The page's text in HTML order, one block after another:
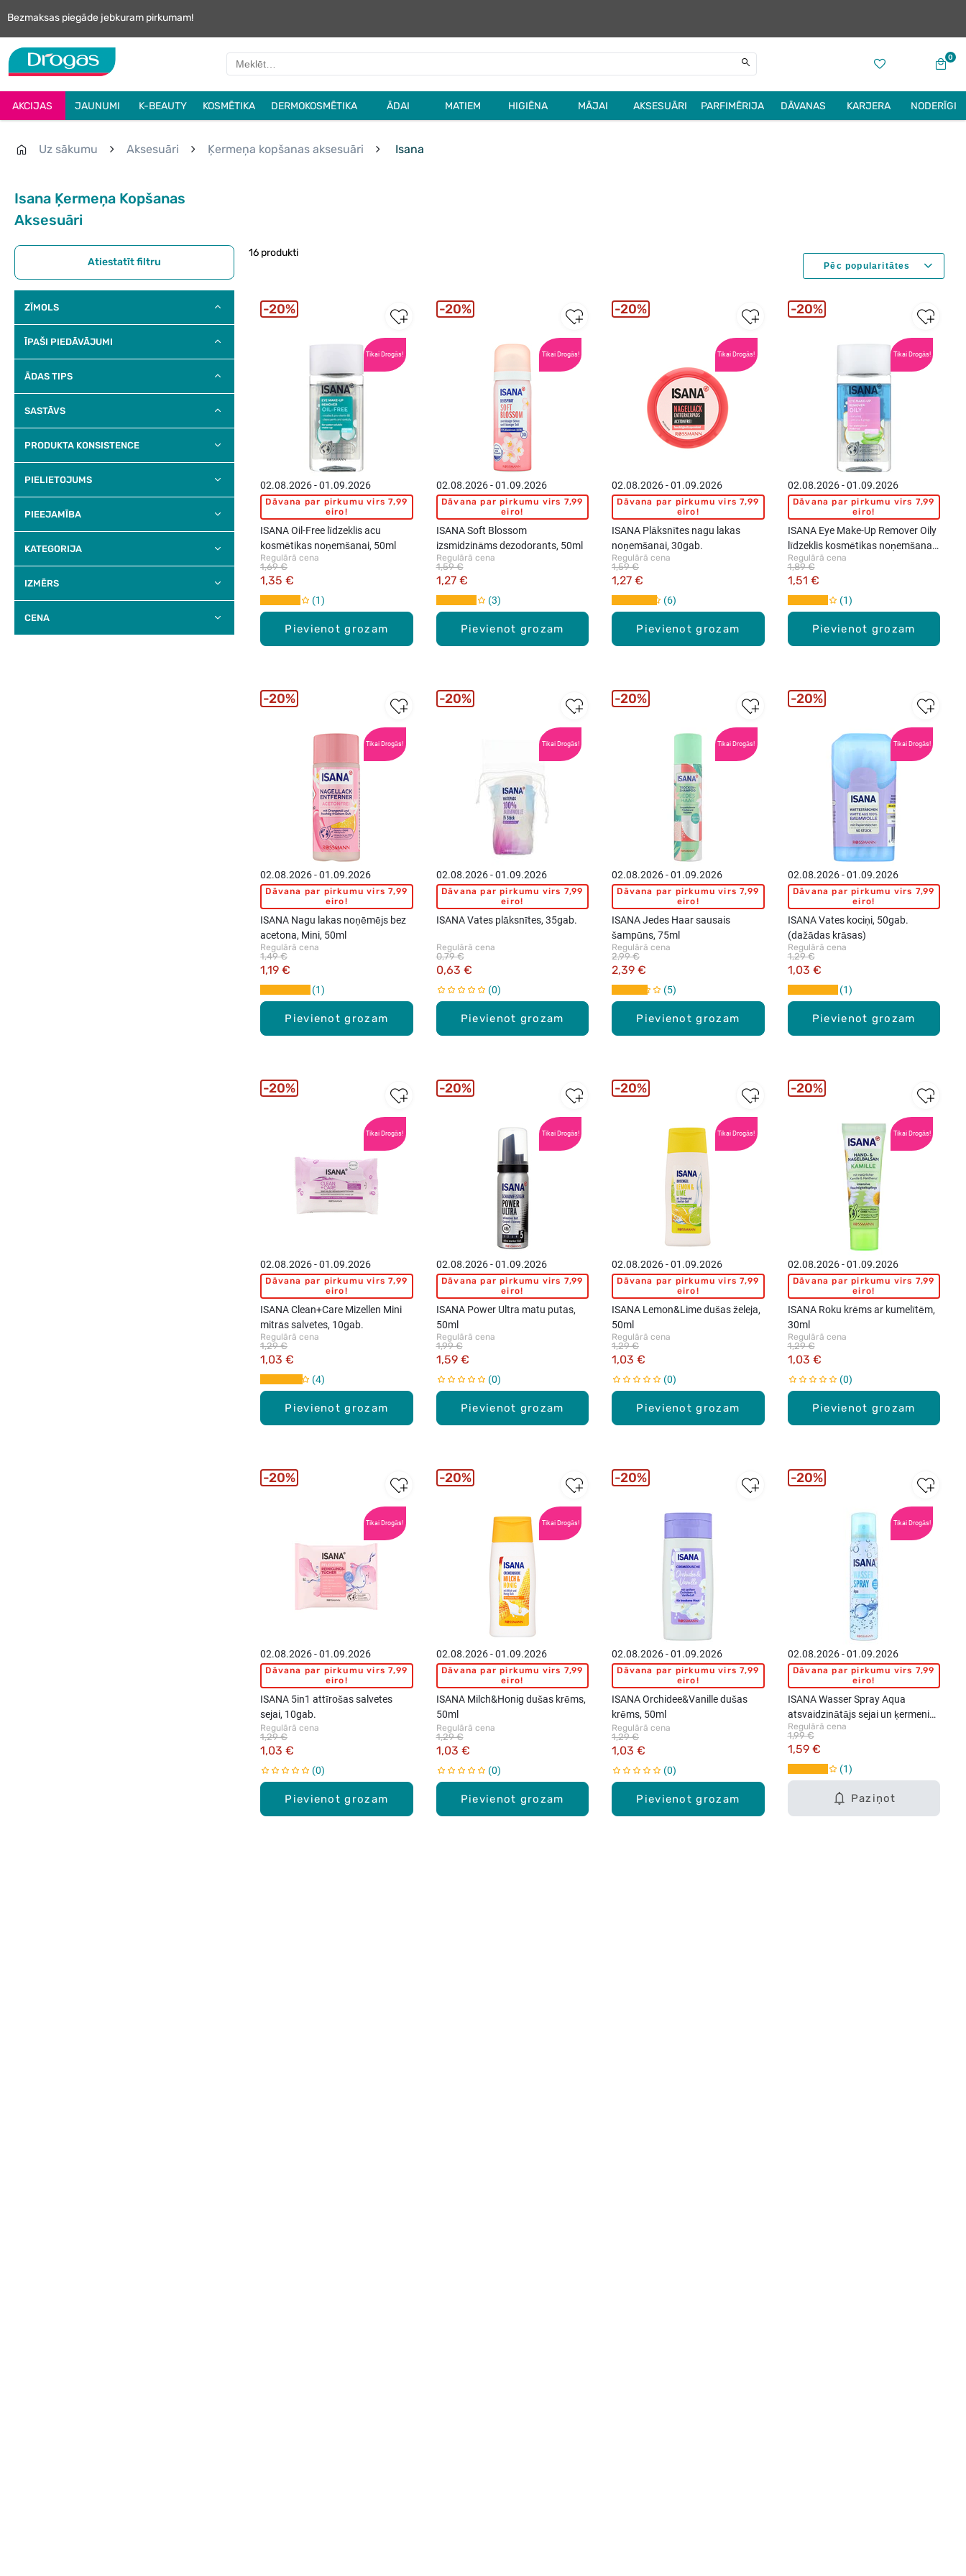
Bezmaksas piegāde jebkuram pirkumam!
0
AKCIJAS JAUNUMI K-BEAUTY KOSMĒTIKA DERMOKOSMĒTIKA ĀDAI MATIEM HIGIĒNA MĀJAI AKSESUĀRI PARFIMĒRIJA DĀVANAS KARJERA NODERĪGI
Uz sākumu Aksesuāri Ķermeņa kopšanas aksesuāri Isana
Isana Ķermeņa Kopšanas
Aksesuāri
Atiestatīt filtru
ZĪMOLS
ĪPAŠI PIEDĀVĀJUMI
ĀDAS TIPS
SASTĀVS
PRODUKTA KONSISTENCE
PIELIETOJUMS
PIEEJAMĪBA
KATEGORIJA
IZMĒRS
CENA
16 produkti
Tikai Drogās!
Pievienot grozam
02.08.2026 - 01.09.2026
Dāvana par pirkumu virs 7,99
eiro!
ISANA Oil-Free līdzeklis acu
kosmētikas noņemšanai, 50ml
Regulārā cena
1,35 €
1,69 €
1
20%
Tikai Drogās!
Pievienot grozam
02.08.2026 - 01.09.2026
Dāvana par pirkumu virs 7,99
eiro!
ISANA Soft Blossom
izsmidzināms dezodorants, 50ml
Regulārā cena
1,27 €
1,59 €
3
20%
Tikai Drogās!
Pievienot grozam
02.08.2026 - 01.09.2026
Dāvana par pirkumu virs 7,99
eiro!
ISANA Plāksnītes nagu lakas
noņemšanai, 30gab.
Regulārā cena
1,27 €
1,59 €
6
20%
Tikai Drogās!
Pievienot grozam
02.08.2026 - 01.09.2026
Dāvana par pirkumu virs 7,99
eiro!
ISANA Eye Make-Up Remover Oily
līdzeklis kosmētikas noņemšanai,
50ml
Regulārā cena
1,51 €
1,89 €
1
20%
Tikai Drogās!
Pievienot grozam
02.08.2026 - 01.09.2026
Dāvana par pirkumu virs 7,99
eiro!
ISANA Nagu lakas noņēmējs bez
acetona, Mini, 50ml
Regulārā cena
1,19 €
1,49 €
1
20%
Tikai Drogās!
Pievienot grozam
02.08.2026 - 01.09.2026
Dāvana par pirkumu virs 7,99
eiro!
ISANA Vates plāksnītes, 35gab.
Regulārā cena
0,63 €
0,79 €
0
20%
Tikai Drogās!
Pievienot grozam
02.08.2026 - 01.09.2026
Dāvana par pirkumu virs 7,99
eiro!
ISANA Jedes Haar sausais
šampūns, 75ml
Regulārā cena
2,39 €
2,99 €
5
20%
Tikai Drogās!
Pievienot grozam
02.08.2026 - 01.09.2026
Dāvana par pirkumu virs 7,99
eiro!
ISANA Vates kociņi, 50gab.
(dažādas krāsas)
Regulārā cena
1,03 €
1,29 €
1
20%
Tikai Drogās!
Pievienot grozam
02.08.2026 - 01.09.2026
Dāvana par pirkumu virs 7,99
eiro!
ISANA Clean+Care Mizellen Mini
mitrās salvetes, 10gab.
Regulārā cena
1,03 €
1,29 €
4
20%
Tikai Drogās!
Pievienot grozam
02.08.2026 - 01.09.2026
Dāvana par pirkumu virs 7,99
eiro!
ISANA Power Ultra matu putas,
50ml
Regulārā cena
1,59 €
1,99 €
0
20%
Tikai Drogās!
Pievienot grozam
02.08.2026 - 01.09.2026
Dāvana par pirkumu virs 7,99
eiro!
ISANA Lemon&Lime dušas želeja,
50ml
Regulārā cena
1,03 €
1,29 €
0
20%
Tikai Drogās!
Pievienot grozam
02.08.2026 - 01.09.2026
Dāvana par pirkumu virs 7,99
eiro!
ISANA Roku krēms ar kumelītēm,
30ml
Regulārā cena
1,03 €
1,29 €
0
20%
Tikai Drogās!
Pievienot grozam
02.08.2026 - 01.09.2026
Dāvana par pirkumu virs 7,99
eiro!
ISANA 5in1 attīrošas salvetes
sejai, 10gab.
Regulārā cena
1,03 €
1,29 €
0
20%
Tikai Drogās!
Pievienot grozam
02.08.2026 - 01.09.2026
Dāvana par pirkumu virs 7,99
eiro!
ISANA Milch&Honig dušas krēms,
50ml
Regulārā cena
1,03 €
1,29 €
0
20%
Pievienot grozam
02.08.2026 - 01.09.2026
Dāvana par pirkumu virs 7,99
eiro!
ISANA Orchidee&Vanille dušas
krēms, 50ml
Regulārā cena
1,03 €
1,29 €
0
20%
Tikai Drogās!
Paziņot
02.08.2026 - 01.09.2026
Dāvana par pirkumu virs 7,99
eiro!
ISANA Wasser Spray Aqua
atsvaidzinātājs sejai un ķermenim,
Mini, 75ml
Regulārā cena
1,59 €
1,99 €
1
20%